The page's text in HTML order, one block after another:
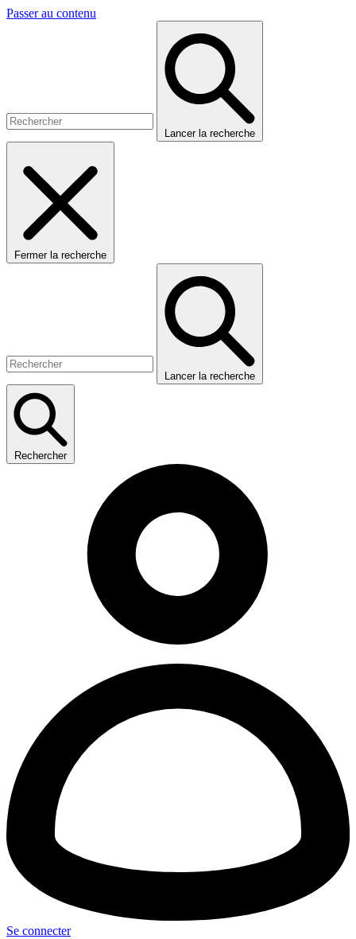
Passer au contenu
Lancer la recherche
Fermer la recherche
Lancer la recherche
Rechercher
Se connecter